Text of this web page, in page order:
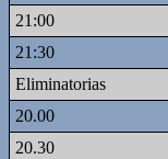
21:00
21:30
Eliminatorias
20.00
20.30